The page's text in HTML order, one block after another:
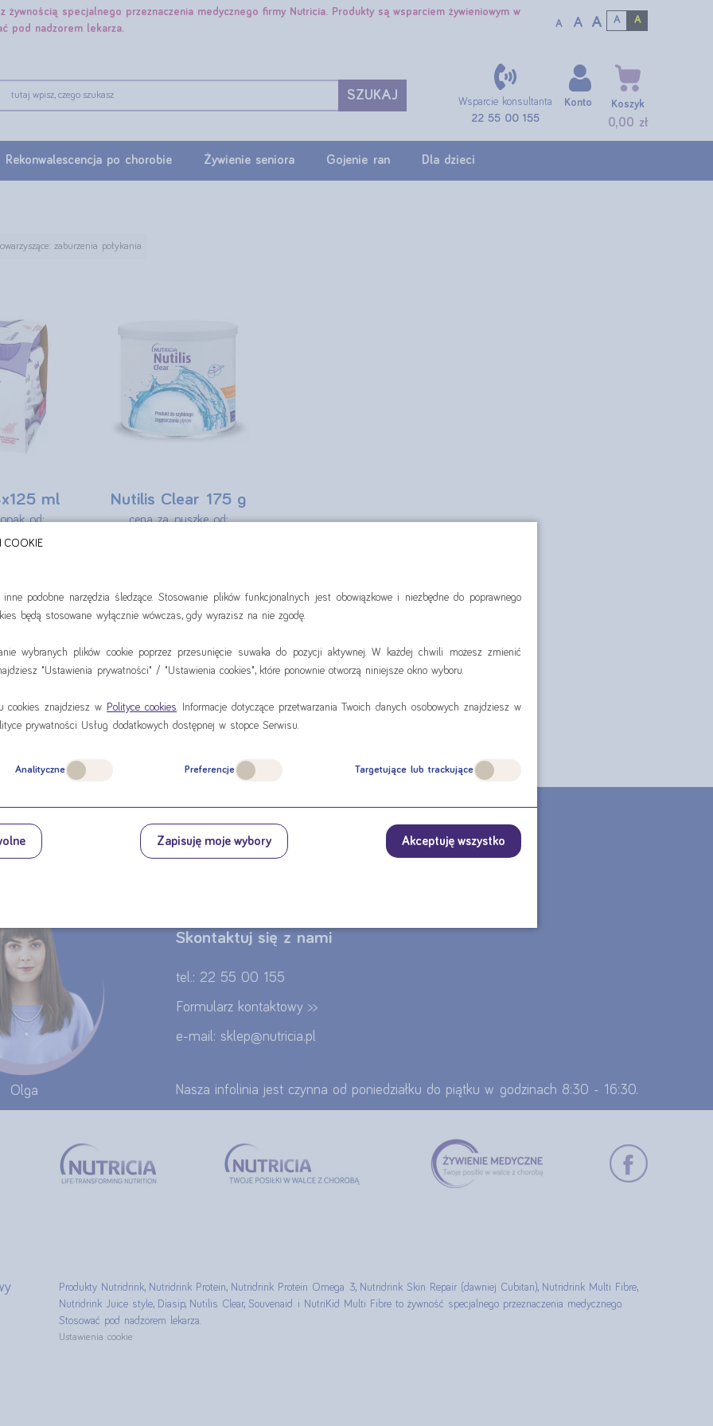
żywnością specjalnego przeznaczenia medycznego firmy Nutricia. Produkty są wsparciem żywieniowym w
pod nadzorem lekarza.
A A A A A
SZUKAJ
Wsparcie konsultanta
22 55 00 155
Konto Koszyk
0,00 zł
Rekonwalescencja po chorobie Żywienie seniora Gojenie ran Dla dzieci
zaburzenia połykania
ml
od:
Nutilis Clear 175 g
cena za puszkę od:
ZŁOŻYĆ ZAMÓWIENIE TELEFONICZNE?
Olga
Skontaktuj się z nami
tel.: 22 55 00 155
Formularz kontaktowy >>
e-mail: sklep@nutricia.pl
Nasza infolinia jest czynna od poniedziałku do piątku w godzinach 8:30 - 16:30.
Produkty Nutridrink, Nutridrink Protein, Nutridrink Protein Omega 3, Nutridrink Skin Repair (dawniej Cubitan), Nutridrink Multi Fibre,
Nutridrink Juice style, Diasip, Nutilis Clear, Souvenaid i NutriKid Multi Fibre to żywność specjalnego przeznaczenia medycznego.
Stosować pod nadzorem lekarza.
Ustawienia cookie
COOKIE
podobne narzędzia śledzące. Stosowanie plików funkcjonalnych jest obowiązkowe i niezbędne do poprawnego
będą stosowane wyłącznie wówczas, gdy wyrazisz na nie zgodę.
wybranych plików cookie poprzez przesunięcie suwaka do pozycji aktywnej. W każdej chwili możesz zmienić
"Ustawienia prywatności" / "Ustawienia cookies", które ponownie otworzą niniejsze okno wyboru.
cookies znajdziesz w Polityce cookies . Informacje dotyczące przetwarzania Twoich danych osobowych znajdziesz w
prywatności Usług dodatkowych dostępnej w stopce Serwisu.
Analityczne Preferencje Targetujące lub trackujące
Zapisuję moje wybory Akceptuję wszystko